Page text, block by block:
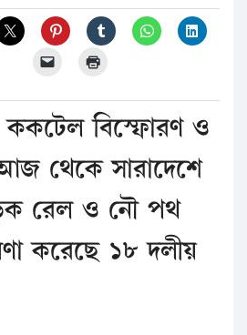
বিস্ফোরণ ও
থেকে সারাদেশে
রেল ও নৌ পথ
করেছে ১৮ দলীয়